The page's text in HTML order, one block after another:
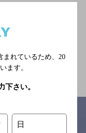
ミアム・モルツが飲め
れているため、 20
ます。
下さい。
日